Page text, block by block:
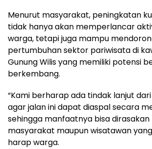
Menurut masyarakat, peningkatan
tidak hanya akan memperlancar
warga, tetapi juga mampu
pertumbuhan sektor pariwisata di
Gunung Wilis yang memiliki potensi
berkembang.
“Kami berharap ada tindak lanjut
agar jalan ini dapat diaspal secara
sehingga manfaatnya bisa dirasakan
masyarakat maupun wisatawan
harap warga.